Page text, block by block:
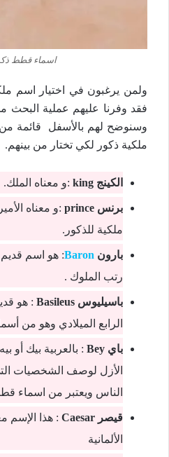
اسماء قطط
ولمن يرغبون في اختيار اسم
فقد وفرنا عليهم عملية
وسنوضح لهم بالأسفل قائمة
ملكية ذكور لكي تختار من بينهم.
الكينج king :و معناه الملك.
برنس prince
:و معناه
ملكية للذكور.
بارون Baron: هو اسم
رتب الملوك .
باسيليوس Basileus
: هو
الرابع الميلادي وهو من
باي Bey
: بالعربية بيك أو
الأزل لوصف الشخصيات
الناس ويعتبر من اسماء
قيصر Caesar
: هذا الإسم
الألمانية